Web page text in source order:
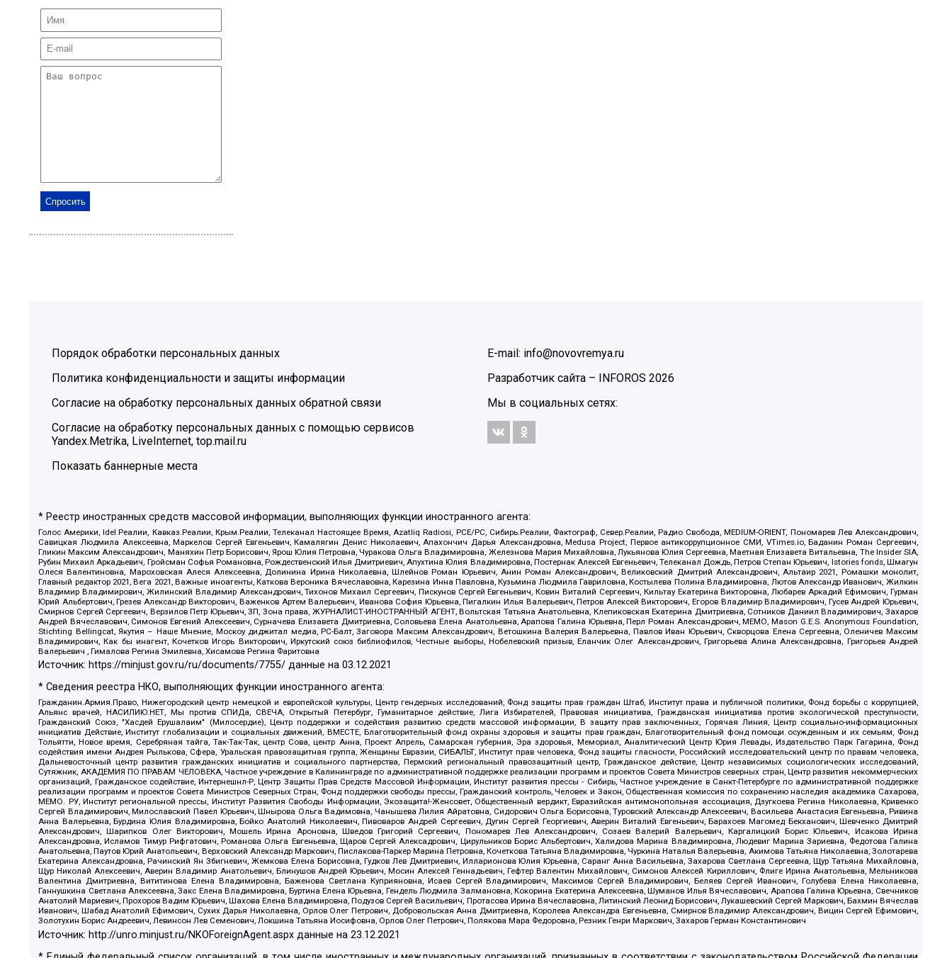
Порядок обработки персональных данных
Политика конфиденциальности и защиты информации
Согласие на обработку персональных данных обратной связи
Согласие на обработку персональных данных с помощью сервисов
Yandex.Metrika, LiveInternet, top.mail.ru
Показать баннерные места
E-mail: info@novovremya.ru
Разработчик сайта –
INFOROS 2026
Мы в социальных сетях:
* Реестр иностранных средств массовой информации, выполняющих функции иностранного агента:
Голос Америки, Idel.Реалии, Кавказ.Реалии, Крым.Реалии, Телеканал Настоящее Время, Azatliq Radiosi, PCE/PC, Сибирь.Реалии, Фактограф, Север.Реалии, Радио Свобода, MEDIUM-ORIENT, Пономарев Лев Александрович,
Савицкая Людмила Алексеевна, Маркелов Сергей Евгеньевич, Камалягин Денис Николаевич, Апахончич Дарья Александровна, Medusa Project, Первое антикоррупционное СМИ, VTimes.io, Баданин Роман Сергеевич,
Гликин Максим Александрович, Маняхин Петр Борисович, Ярош Юлия Петровна, Чуракова Ольга Владимировна, Железнова Мария Михайловна, Лукьянова Юлия Сергеевна, Маетная Елизавета Витальевна, The Insider SIA,
Рубин Михаил Аркадьевич, Гройсман Софья Романовна, Рождественский Илья Дмитриевич, Апухтина Юлия Владимировна, Постернак Алексей Евгеньевич, Телеканал Дождь, Петров Степан Юрьевич, Istories fonds, Шмагун
Олеся Валентиновна, Мароховская Алеся Алексеевна, Долинина Ирина Николаевна, Шлейнов Роман Юрьевич, Анин Роман Александрович, Великовский Дмитрий Александрович, Альтаир 2021, Ромашки монолит,
Главный редактор 2021, Вега 2021, Важные иноагенты, Каткова Вероника Вячеславовна, Карезина Инна Павловна, Кузьмина Людмила Гавриловна, Костылева Полина Владимировна, Лютов Александр Иванович, Жилкин
Владимир Владимирович, Жилинский Владимир Александрович, Тихонов Михаил Сергеевич, Пискунов Сергей Евгеньевич, Ковин Виталий Сергеевич, Кильтау Екатерина Викторовна, Любарев Аркадий Ефимович, Гурман
Юрий Альбертович, Грезев Александр Викторович, Важенков Артем Валерьевич, Иванова София Юрьевна, Пигалкин Илья Валерьевич, Петров Алексей Викторович, Егоров Владимир Владимирович, Гусев Андрей Юрьевич,
Смирнов Сергей Сергеевич, Верзилов Петр Юрьевич, ЗП, Зона права, ЖУРНАЛИСТ-ИНОСТРАННЫЙ АГЕНТ, Вольтская Татьяна Анатольевна, Клепиковская Екатерина Дмитриевна, Сотников Даниил Владимирович, Захаров
Андрей Вячеславович, Симонов Евгений Алексеевич, Сурначева Елизавета Дмитриевна, Соловьева Елена Анатольевна, Арапова Галина Юрьевна, Перл Роман Александрович, МЕМО, Mason G.E.S. Anonymous Foundation,
Stichting Bellingcat, Якутия – Наше Мнение, Москоу диджитал медиа, РС-Балт, Заговора Максим Александрович, Ветошкина Валерия Валерьевна, Павлов Иван Юрьевич, Скворцова Елена Сергеевна, Оленичев Максим
Владимирович, Как бы инагент, Кочетков Игорь Викторович, Иркутский союз библиофилов, Честные выборы, Нобелевский призыв, Еланчик Олег Александрович, Григорьева Алина Александровна, Григорьев Андрей
Валерьевич , Гималова Регина Эмилевна, Хисамова Регина Фаритовна
Источник: https://minjust.gov.ru/ru/documents/7755/ данные на03.12.2021
* Сведения реестра НКО, выполняющих функции иностранного агента:
Гражданин.Армия.Право, Нижегородский центр немецкой и европейской культуры, Центр гендерных исследований, Фонд защиты прав граждан Штаб, Институт права и публичной политики, Фонд борьбы с коррупцией,
Альянс врачей, НАСИЛИЮ.НЕТ, Мы против СПИДа, СВЕЧА, Открытый Петербург, Гуманитарное действие, Лига Избирателей, Правовая инициатива, Гражданская инициатива против экологической преступности,
Гражданский Союз, "Хасдей Ерушалаим" (Милосердие), Центр поддержки и содействия развитию средств массовой информации, В защиту прав заключенных, Горячая Линия, Центр социально-информационных
инициатив Действие, Институт глобализации и социальных движений, ВМЕСТЕ, Благотворительный фонд охраны здоровья и защиты прав граждан, Благотворительный фонд помощи осужденным и их семьям, Фонд
Тольятти, Новое время, Серебряная тайга, Так-Так-Так, центр Сова, центр Анна, Проект Апрель, Самарская губерния, Эра здоровья, Мемориал, Аналитический Центр Юрия Левады, Издательство Парк Гагарина, Фонд
содействия имени Андрея Рылькова, Сфера, Уральская правозащитная группа, Женщины Евразии, СИБАЛЬТ, Институт прав человека, Фонд защиты гласности, Российский исследовательский центр по правам человека,
Дальневосточный центр развития гражданских инициатив и социального партнерства, Пермский региональный правозащитный центр, Гражданское действие, Центр независимых социологических исследований,
Сутяжник, АКАДЕМИЯ ПО ПРАВАМ ЧЕЛОВЕКА, Частное учреждение в Калининграде по административной поддержке реализации программ и проектов Совета Министров северных стран, Центр развития некоммерческих
организаций, Гражданское содействие, Интернешнл-Р, Центр Защиты Прав Средств Массовой Информации, Институт развития прессы - Сибирь, Частное учреждение в Санкт-Петербурге по административной поддержке
реализации программ и проектов Совета Министров Северных Стран, Фонд поддержки свободы прессы, Гражданский контроль, Человек и Закон, Общественная комиссия по сохранению наследия академика Сахарова,
МЕМО. РУ, Институт региональной прессы, Институт Развития Свободы Информации, Экозащита!-Женсовет, Общественный вердикт, Евразийская антимонопольная ассоциация, Дзугкоева Регина Николаевна, Кривенко
Сергей Владимирович, Милославский Павел Юрьевич, Шнырова Ольга Вадимовна, Чанышева Лилия Айратовна, Сидорович Ольга Борисовна, Туровский Александр Алексеевич, Васильева Анастасия Евгеньевна, Ривина
Анна Валерьевна, Бурдина Юлия Владимировна, Бойко Анатолий Николаевич, Пивоваров Андрей Сергеевич, Дугин Сергей Георгиевич, Аверин Виталий Евгеньевич, Барахоев Магомед Бекханович, Шевченко Дмитрий
Александрович, Шарипков Олег Викторович, Мошель Ирина Ароновна, Шведов Григорий Сергеевич, Пономарев Лев Александрович, Созаев Валерий Валерьевич, Каргалицкий Борис Юльевич, Исакова Ирина
Александровна, Исламов Тимур Рифгатович, Романова Ольга Евгеньевна, Щаров Сергей Алексадрович, Цирульников Борис Альбертович, Халидова Марина Владимировна, Людевиг Марина Зариевна, Федотова Галина
Анатольевна, Паутов Юрий Анатольевич, Верховский Александр Маркович, Пислакова-Паркер Марина Петровна, Кочеткова Татьяна Владимировна, Чуркина Наталья Валерьевна, Акимова Татьяна Николаевна, Золотарева
Екатерина Александровна, Рачинский Ян Збигневич, Жемкова Елена Борисовна, Гудков Лев Дмитриевич, Илларионова Юлия Юрьевна, Саранг Анна Васильевна, Захарова Светлана Сергеевна, Щур Татьяна Михайловна,
Щур Николай Алексеевич, Аверин Владимир Анатольевич, Блинушов Андрей Юрьевич, Мосин Алексей Геннадьевич, Гефтер Валентин Михайлович, Симонов Алексей Кириллович, Флиге Ирина Анатольевна, Мельникова
Валентина Дмитриевна, Вититинова Елена Владимировна, Баженова Светлана Куприяновна, Исаев Сергей Владимирович, Максимов Сергей Владимирович, Беляев Сергей Иванович, Голубева Елена Николаевна,
Ганнушкина Светлана Алексеевна, Закс Елена Владимировна, Буртина Елена Юрьевна, Гендель Людмила Залмановна, Кокорина Екатерина Алексеевна, Шуманов Илья Вячеславович, Арапова Галина Юрьевна, Свечников
Анатолий Мариевич, Прохоров Вадим Юрьевич, Шахова Елена Владимировна, Подузов Сергей Васильевич, Протасова Ирина Вячеславовна, Литинский Леонид Борисович, Лукашевский Сергей Маркович, Бахмин Вячеслав
Иванович, Шабад Анатолий Ефимович, Сухих Дарья Николаевна, Орлов Олег Петрович, Добровольская Анна Дмитриевна, Королева Александра Евгеньевна, Смирнов Владимир Александрович, Вицин Сергей Ефимович,
Золотухин Борис Андреевич, Левинсон Лев Семенович, Локшина Татьяна Иосифовна, Орлов Олег Петрович, Полякова Мара Федоровна, Резник Генри Маркович, Захаров Герман Константинович
Источник: http://unro.minjust.ru/NKOForeignAgent.aspx данные на23.12.2021